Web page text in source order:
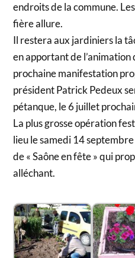
endroits de la commune.
fière allure.
Il restera aux jardiniers la
en apportant de l’animation
prochaine manifestation
président Patrick Pedeux
pétanque, le 6 juillet
La plus grosse opération
lieu le samedi 14
de « Saône en fête » qui
alléchant.